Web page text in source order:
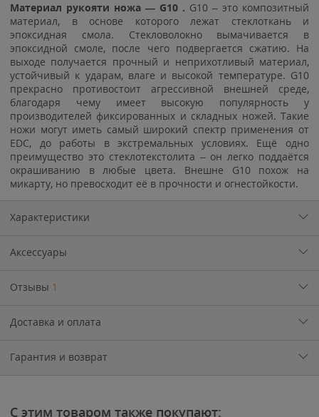
Материал рукояти ножа — G10 . G10 – это композитный
материал, в основе которого лежат стеклоткань и
эпоксидная смола. Стекловолокно вымачивается в
эпоксидной смоле, после чего подвергается сжатию. На
выходе получается прочный и неприхотливый материал,
устойчивый к ударам, влаге и высокой температуре. G10
прекрасно противостоит агрессивной внешней среде,
благодаря чему имеет высокую популярность у
производителей фиксированных и складных ножей. Такие
ножи могут иметь самый широкий спектр применения от
EDC, до работы в экстремальных условиях. Ещё одно
преимущество это стеклотекстолита – он легко поддаётся
окрашиванию в любые цвета. Внешне G10 похож на
микарту, но превосходит её в прочности и огнестойкости.
Характеристики
Аксессуары
Отзывы 1
Доставка и оплата
Гарантия и возврат
С этим товаром также покупают: